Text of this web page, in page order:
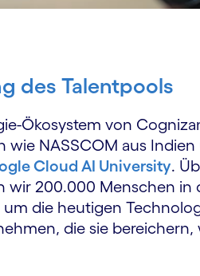
des Talentpools
Ökosystem von
wie NASSCOM aus
Cloud AI University.
wir 200.000 Menschen in
die heutigen
die sie